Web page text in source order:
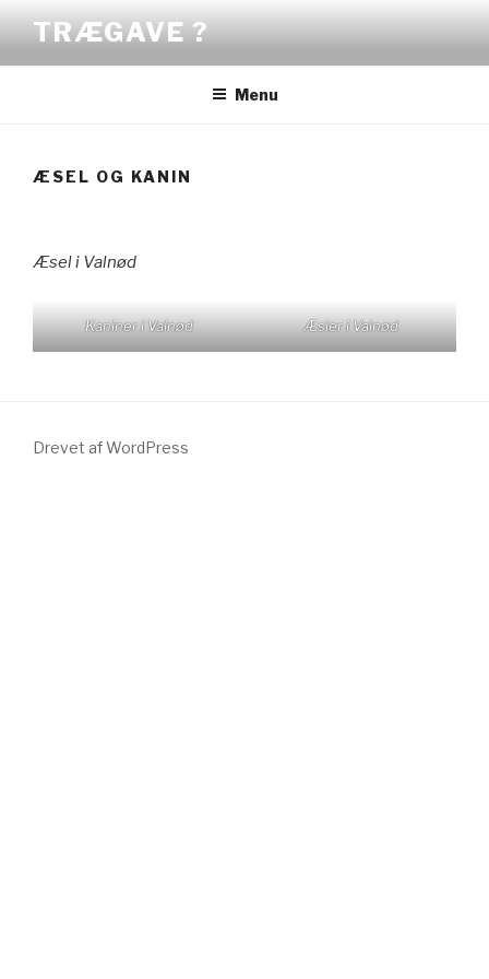
indhold
TRÆGAVE ?
Menu
ÆSEL OG KANIN
Æsel i Valnød
Kaniner i Valnød Æsler i Valnød
Drevet af WordPress